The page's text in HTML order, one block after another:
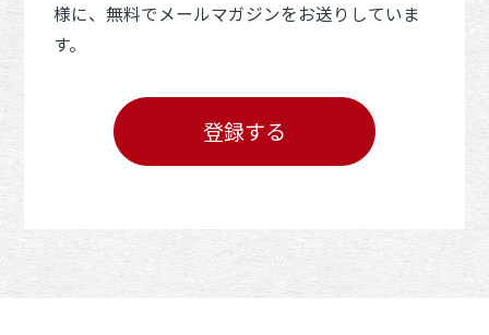
様に、無料でメールマガジンをお送りしていま
す。
登録する